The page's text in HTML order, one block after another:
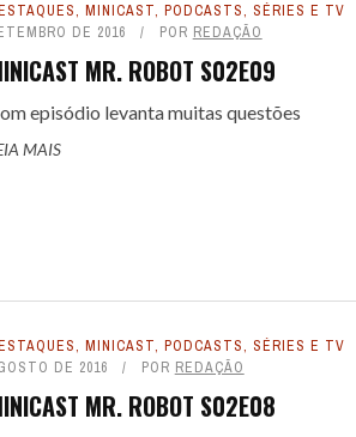
, MINICAST, PODCASTS, SÉRIES E TV
DE 2016
POR REDAÇÃO
MR. ROBOT S02E09
episódio levanta muitas questões
MAIS
, MINICAST, PODCASTS, SÉRIES E TV
DE 2016
POR REDAÇÃO
MR. ROBOT S02E08